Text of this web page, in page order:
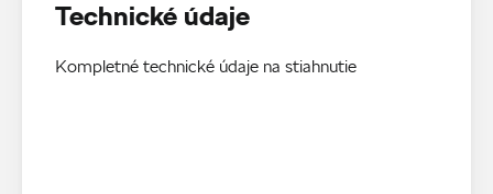
Technické údaje
Kompletné technické údaje na stiahnutie